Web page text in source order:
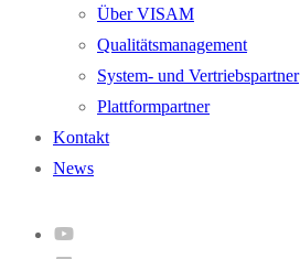
Über VISAM
Qualitätsmanagement
System- und Vertriebspartner
Plattformpartner
Kontakt
News